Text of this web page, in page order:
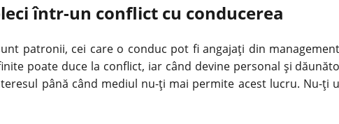
într-un conflict cu conducerea
patronii, cei care o conduc pot fi angajați din
poate duce la conflict, iar când devine personal și
până când mediul nu-ți mai permite acest lucru. Nu-ți